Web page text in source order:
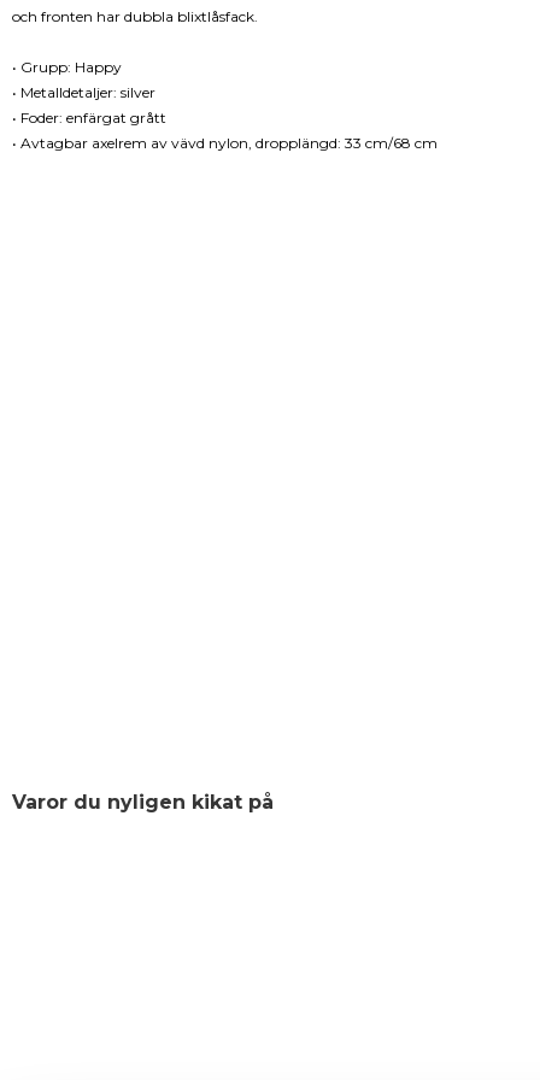
och fronten har dubbla blixtlåsfack.
• Grupp: Happy
• Metalldetaljer: silver
• Foder: enfärgat grått
• Avtagbar axelrem av vävd nylon, dropplängd: 33 cm/68 cm
Varor du nyligen kikat på